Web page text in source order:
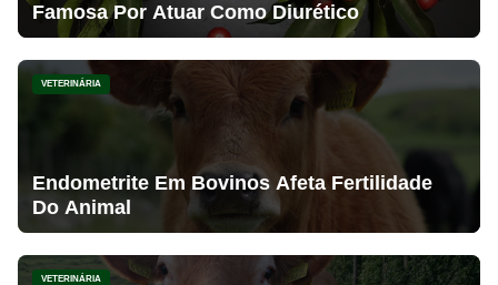
Famosa Por Atuar Como Diurético
VETERINÁRIA
Endometrite Em Bovinos Afeta Fertilidade
Do Animal
VETERINÁRIA